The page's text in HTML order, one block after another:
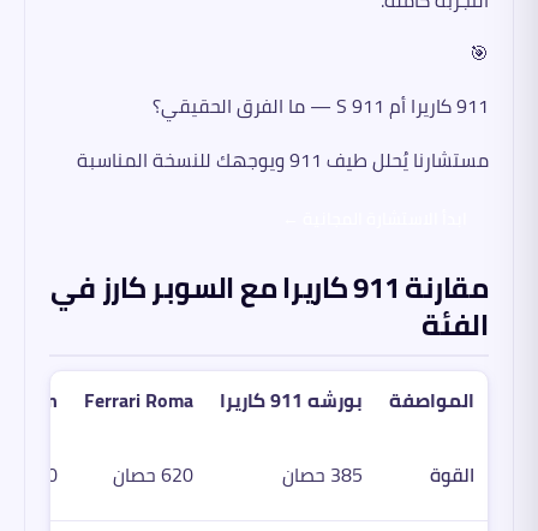
🎯
911 كاريرا أم 911 S — ما الفرق الحقيقي؟
مستشارنا يُحلل طيف 911 ويوجهك للنسخة المناسبة
مقارنة 911 كاريرا مع السوبر كارز في
الفئة
المواصفة بورشه 911 كاريرا Ferrari Roma
القوة 385 حصان 620 حصان 510 حصان